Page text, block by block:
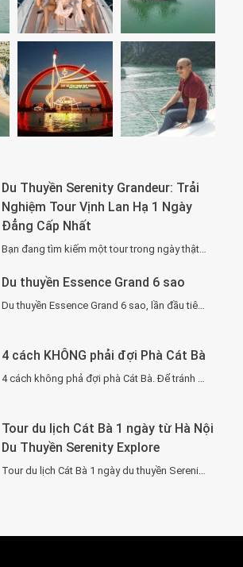
Du Thuyền Serenity Grandeur: Trải
Nghiệm Tour Vịnh Lan Hạ 1 Ngày
Đẳng Cấp Nhất
Du thuyền Essence Grand 6 sao
4 cách KHÔNG phải đợi Phà Cát Bà
Tour du lịch Cát Bà 1 ngày từ Hà Nội
Du Thuyền Serenity Explore